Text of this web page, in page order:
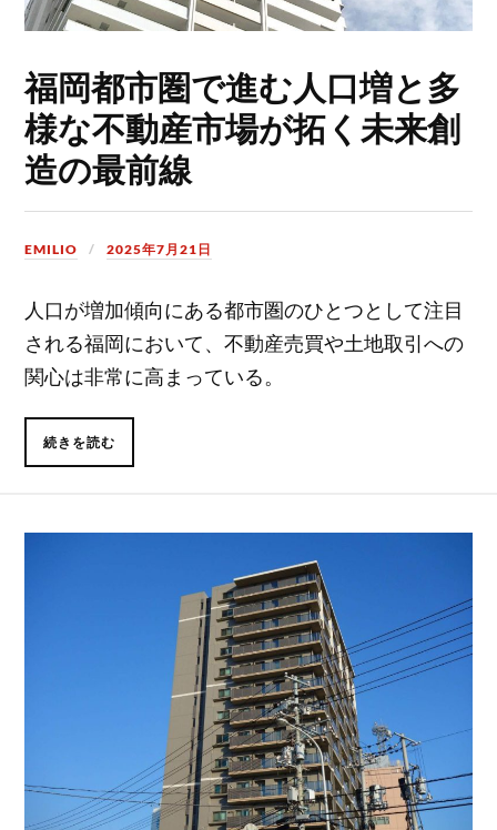
福岡都市圏で進む人口増と多
様な不動産市場が拓く未来創
造の最前線
EMILIO 2025年7月21日
人口が増加傾向にある都市圏のひとつとして注目
される福岡において、不動産売買や土地取引への
関心は非常に高まっている。
続きを読む